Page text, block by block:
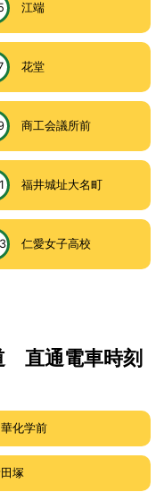
江端
花堂
商工会議所前
福井城址大名町
仁愛女子高校
直通電車時刻
化学前
塚